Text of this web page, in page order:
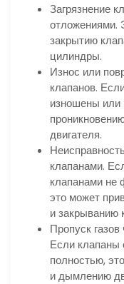
Загрязнение
отложениями.
закрытию
цилиндры.
Износ или
клапанов.
изношены или
двигателя.
клапанами.
клапанами не
это может
и закрыванию
Пропуск
Если клапаны
полностью,
и дымлению